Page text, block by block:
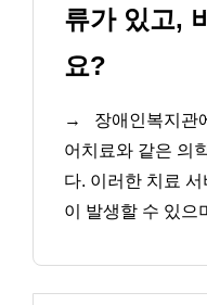
류가 있고,
요?
→
장애인복지관
어치료와 같은 의
다. 이러한 치료
이 발생할 수 있으